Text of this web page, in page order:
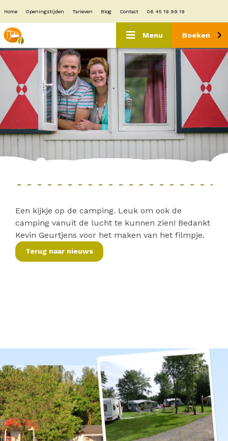
06 45 19 99 19
Home Openingstijden Tarieven Blog Contact
Menu Boeken
Een kijkje op de camping. Leuk om ook de
camping vanuit de lucht te kunnen zien! Bedankt
Kevin Geurtjens voor het maken van het filmpje.
Terug naar nieuws